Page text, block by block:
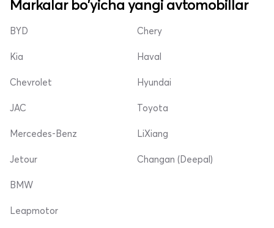
Markalar bo'yicha yangi avtomobillar
BYD
Kia
Chevrolet
Chery
Haval
Hyundai
JAC
Mercedes-Benz
Jetour
Toyota
LiXiang
Changan (Deepal)
BMW
Leapmotor